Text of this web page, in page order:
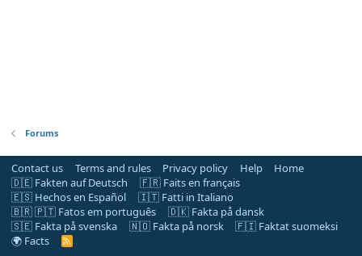
Forums
Contact us Terms and rules Privacy policy Help
Home
🇩🇪 Fakten auf Deutsch
🇫🇷 Faits en français
🇪🇸 Hechos en Español
🇮🇹 Fatti in Italiano
🇧🇷 🇵🇹 Fatos em português
🇩🇰 Fakta på dansk
🇸🇪 Fakta på svenska
🇳🇴 Fakta på norsk
🇫🇮 Faktat suomeksi
🌍 Facts
R